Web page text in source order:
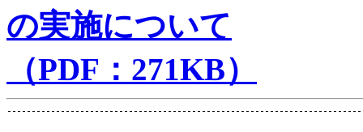
の実施について
（PDF：271KB）